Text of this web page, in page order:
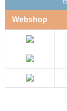
Webshop